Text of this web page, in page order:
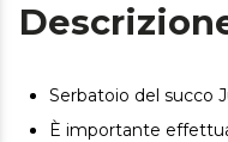
Serbatoio del succo
È importante